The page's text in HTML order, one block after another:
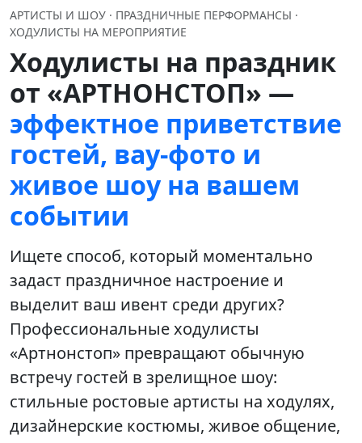
АРТИСТЫ И ШОУ · ПРАЗДНИЧНЫЕ ПЕРФОРМАНСЫ ·
ХОДУЛИСТЫ НА МЕРОПРИЯТИЕ
Ходулисты на праздник
от «АРТНОНСТОП» —
эффектное приветствие
гостей, вау‑фото и
живое шоу на вашем
событии
Ищете способ, который моментально
задаст праздничное настроение и
выделит ваш ивент среди других?
Профессиональные ходулисты
«Артнонстоп» превращают обычную
встречу гостей в зрелищное шоу:
стильные ростовые артисты на ходулях,
дизайнерские костюмы, живое общение,